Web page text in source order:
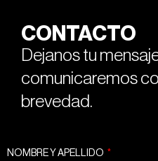
CONTACTO
Dejanos tu
comunicaremos
brevedad.
NOMBRE Y APELLIDO